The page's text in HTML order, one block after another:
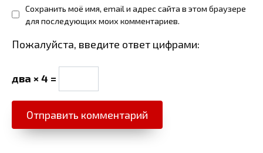
Сохранить моё имя, email и адрес сайта в этом браузере
для последующих моих комментариев.
Пожалуйста, введите ответ цифрами:
два × 4 =